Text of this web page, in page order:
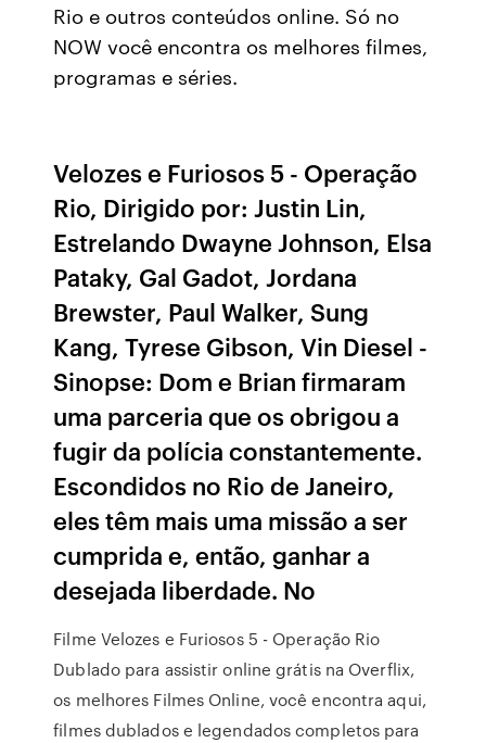
Rio e outros conteúdos online. Só no
NOW você encontra os melhores filmes,
programas e séries.
Velozes e Furiosos 5 - Operação
Rio, Dirigido por: Justin Lin,
Estrelando Dwayne Johnson, Elsa
Pataky, Gal Gadot, Jordana
Brewster, Paul Walker, Sung
Kang, Tyrese Gibson, Vin Diesel -
Sinopse: Dom e Brian firmaram
uma parceria que os obrigou a
fugir da polícia constantemente.
Escondidos no Rio de Janeiro,
eles têm mais uma missão a ser
cumprida e, então, ganhar a
desejada liberdade. No
Filme Velozes e Furiosos 5 - Operação Rio
Dublado para assistir online grátis na Overflix,
os melhores Filmes Online, você encontra aqui,
filmes dublados e legendados completos para